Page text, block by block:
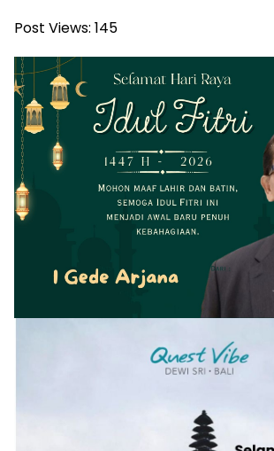
Post Views: 145